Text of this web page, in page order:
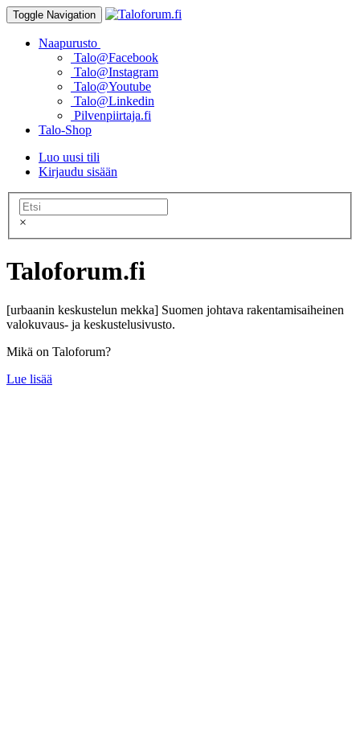
Toggle Navigation
Naapurusto
Talo@Facebook
Talo@Instagram
Talo@Youtube
Talo@Linkedin
Pilvenpiirtaja.fi
Talo-Shop
Luo uusi tili
Kirjaudu sisään
×
Taloforum.fi
[urbaanin keskustelun mekka] Suomen johtava rakentamisaiheinen
valokuvaus- ja keskustelusivusto.
Mikä on Taloforum?
Lue lisää